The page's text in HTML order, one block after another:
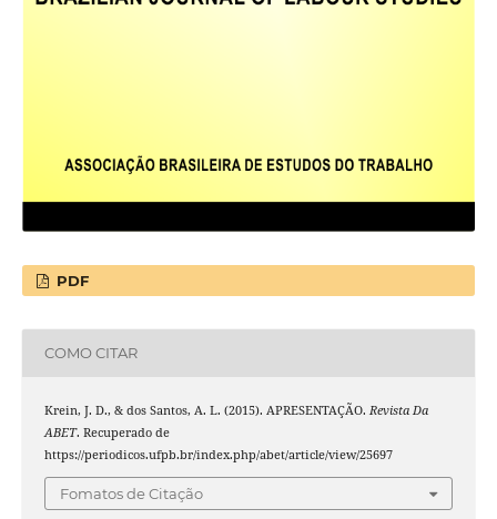
PDF
COMO CITAR
Krein, J. D., & dos Santos, A. L. (2015). APRESENTAÇÃO. Revista Da
ABET. Recuperado de
https://periodicos.ufpb.br/index.php/abet/article/view/25697
Fomatos de Citação